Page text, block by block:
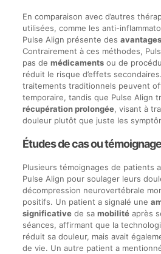
En comparaison avec d’autres
utilisées, comme les anti-
Pulse Align présente des
Contrairement à ces méthodes,
pas de médicamentsou de
réduit le risque d’effets
traitements traditionnels peuvent
temporaire, tandis que Pulse Align
récupération prolongée, visant à
douleur plutôt que juste les
Études de cas ou
Plusieurs témoignages de patients
Pulse Align pour soulager leurs
décompression neurovertébrale
positifs. Un patient a signalé une
significativede sa mobilitéaprès
séances, affirmant que la
réduit sa douleur, mais avait
de vie. Un autre patient a